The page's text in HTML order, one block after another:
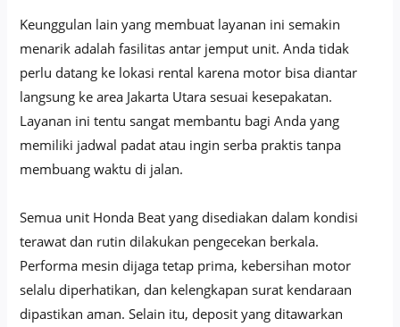
Keunggulan lain yang membuat layanan ini semakin
menarik adalah fasilitas antar jemput unit. Anda tidak
perlu datang ke lokasi rental karena motor bisa diantar
langsung ke area Jakarta Utara sesuai kesepakatan.
Layanan ini tentu sangat membantu bagi Anda yang
memiliki jadwal padat atau ingin serba praktis tanpa
membuang waktu di jalan.
Semua unit Honda Beat yang disediakan dalam kondisi
terawat dan rutin dilakukan pengecekan berkala.
Performa mesin dijaga tetap prima, kebersihan motor
selalu diperhatikan, dan kelengkapan surat kendaraan
dipastikan aman. Selain itu, deposit yang ditawarkan